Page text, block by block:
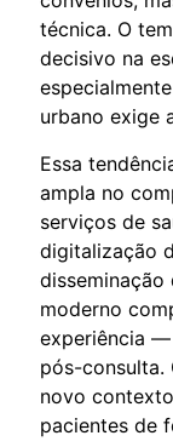
técnica. O
decisivo na
urbano exige
Essa
ampla no
serviços de
digitalização
disseminação
moderno
experiência
pós-consulta.
novo
pacientes de